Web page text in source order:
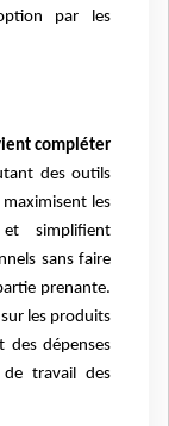
par les
compléter
des outils
les
simplifient
sans faire
prenante.
les produits
des dépenses
de travail des